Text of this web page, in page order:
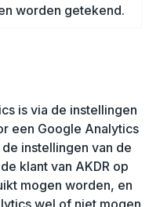
worden getekend.
is via de instellingen
een Google Analytics
instellingen van de
klant van AKDR op
mogen worden, en
wel of niet mogen